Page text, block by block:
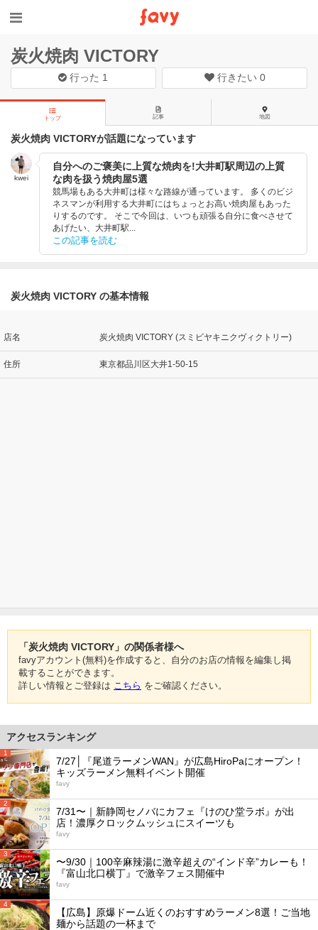
炭火焼肉 VICTORY
行った 1 行きたい 0
トップ 記事 地図
炭火焼肉 VICTORYが話題になっています
kwei
自分へのご褒美に上質な焼肉を!大井町駅周辺の上質
な肉を扱う焼肉屋5選
競馬場もある大井町は様々な路線が通っています。 多くのビジ
ネスマンが利用する大井町にはちょっとお高い焼肉屋もあった
りするのです。 そこで今回は、いつも頑張る自分に食べさせて
あげたい、大井町駅...
この記事を読む
炭火焼肉 VICTORY の基本情報
店名 炭火焼肉 VICTORY (スミビヤキニクヴィクトリー)
住所 東京都品川区大井1-50-15
「炭火焼肉 VICTORY」の関係者様へ
favyアカウント(無料)を作成すると、自分のお店の情報を編集し掲
載することができます。
詳しい情報とご登録は こちら をご確認ください。
アクセスランキング
1
7/27│『尾道ラーメンWAN』が広島HiroPaにオープン！
キッズラーメン無料イベント開催
favy
2
7/31〜｜新静岡セノバにカフェ『けのひ堂ラボ』が出
店！濃厚クロックムッシュにスイーツも
favy
3
〜9/30｜100辛麻辣湯に激辛超えの“インド辛”カレーも！
『富山北口横丁』で激辛フェス開催中
favy
4
【広島】原爆ドーム近くのおすすめラーメン8選！ご当地
麺から話題の一杯まで